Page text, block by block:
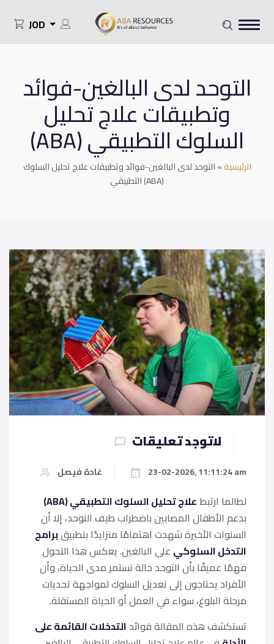
JOD
التوحد لدى البالغين-فوائد
وتطبيقات علاج تحليل
السلوك التطبيقي (ABA)
الرئيسية»التوحد لدى البالغين-فوائد وتطبيقات علاج تحليل السلوك
التطبيقي (ABA)
لاتوجد تعليقات
غادة فيصل 23-02-2026, 11:11:24 am
لطالما ارتبطعلاج تحليل السلوك التطبيقي (ABA)
بدعم الأطفال المصابين باضطراب طيف التوحد، إلا أن
السنوات الأخيرة شهدت اهتمامًا متزايدًا بتطبيقبرامج
التدخل السلوكي على البالغين. يعكس هذا التحول
فهمًا عميقًا بأن التوحد حالة تستمر مدى الحياة، وأن
الأفراد يحتاجون إلى تعديل السلوك لمواجهة تحديات
مرحلة البلوغ، سواء في العمل أو الحياة المستقلة.
تستكشف هذه المقالة فوائد التدخلات القائمة على